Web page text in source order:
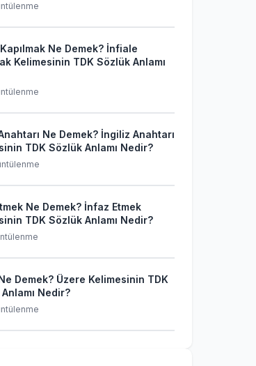
Ne Demek? İnfiale
Kelimesinin TDK Sözlük Anlamı
Ne Demek? İngiliz Anahtarı
TDK Sözlük Anlamı Nedir?
Ne Demek? İnfaz Etmek
TDK Sözlük Anlamı Nedir?
Demek? Üzere Kelimesinin TDK
Nedir?